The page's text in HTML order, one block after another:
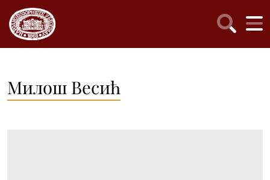
Милош Весић